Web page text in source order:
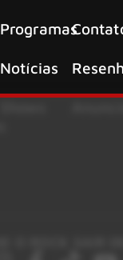
Programas
Notícias